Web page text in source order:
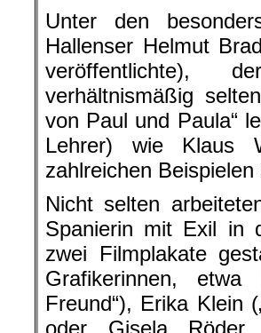
Unter den
Hallenser Helmut
veröffentlichte),
verhältnismäßig
von Paul und Paula“
Lehrer) wie Klaus
zahlreichen
Nicht selten
Spanierin mit Exil in
zwei Filmplakate
Grafikerinnen, etwa
Freund“), Erika Klein
oder Gisela Röder